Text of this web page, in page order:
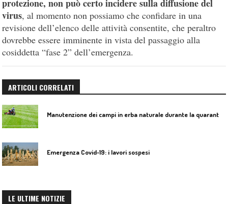
protezione, non può certo incidere sulla diffusione del
virus, al momento non possiamo che confidare in una
revisione dell’elenco delle attività consentite, che peraltro
dovrebbe essere imminente in vista del passaggio alla
cosiddetta “fase 2” dell’emergenza.
ARTICOLI CORRELATI
Emergenza Covid-19: i lavori sospesi
LE ULTIME NOTIZIE